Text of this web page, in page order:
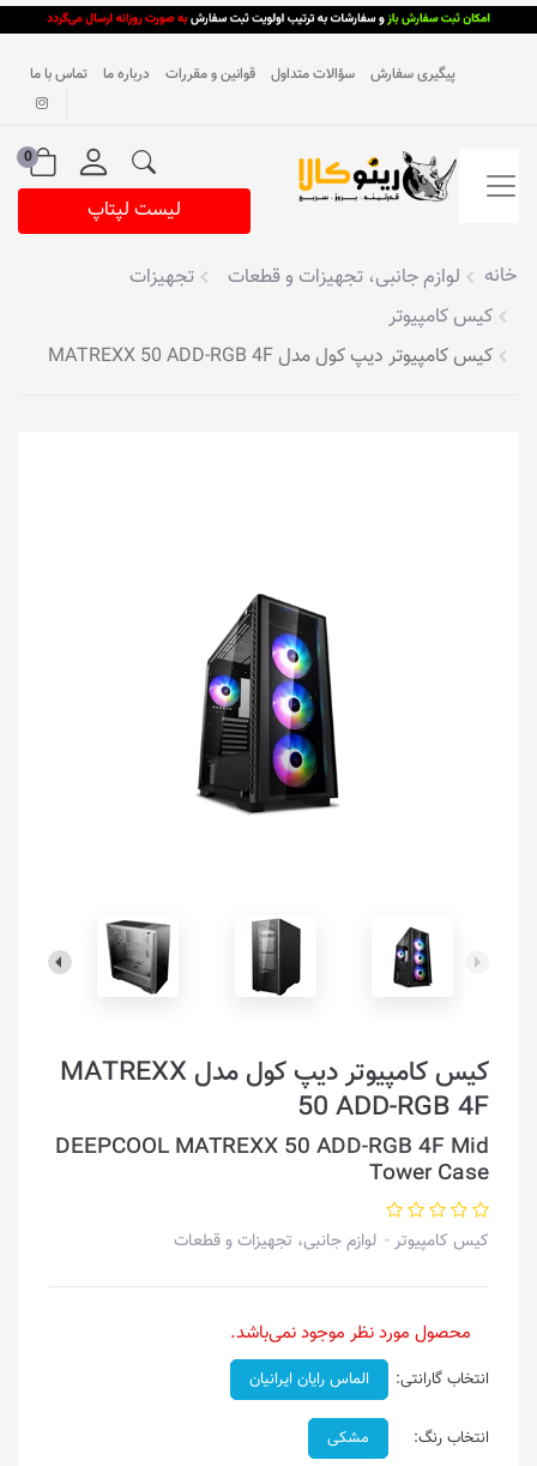
پیگیری سفارش سؤالات متداول قوانین و مقررات درباره ما تماس با ما
0
لیست لپتاپ
خانه لوازم جانبی، تجهیزات و قطعات
تجهیزات
کیس کامپیوتر
کیس کامپیوتر دیپ کول مدل MATREXX 50 ADD-RGB 4F
کیس کامپیوتر دیپ کول مدل MATREXX
50 ADD-RGB 4F
DEEPCOOL MATREXX 50 ADD-RGB 4F Mid
Tower Case
کیس کامپیوتر لوازم جانبی، تجهیزات و قطعات
محصول مورد نظر موجود نمی‌باشد.
انتخاب گارانتی: الماس رایان ایرانیان
انتخاب رنگ: مشکی